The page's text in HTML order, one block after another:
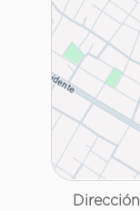
Dirección